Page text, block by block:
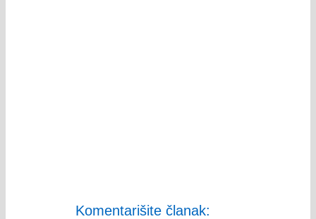
Komentarišite članak: